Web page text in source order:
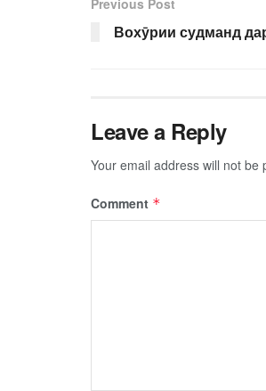
Вохӯрии судманд
Leave a Reply
Your email address will not be
Comment *